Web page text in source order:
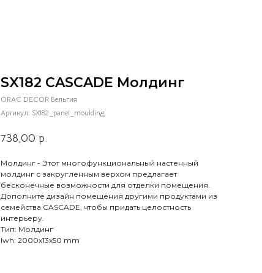
SX182 CASCADE Молдинг
ORAC DECOR Бельгия
Артикул: SX182_panel_moulding
738,00 р.
Молдинг - Этот многофункциональный настенный
молдинг с закругленным верхом предлагает
бесконечные возможности для отделки помещения.
Дополните дизайн помещения другими продуктами из
семейства CASCADE, чтобы придать целостность
интерьеру.
Тип: Молдинг
lwh: 2000x13x50 mm